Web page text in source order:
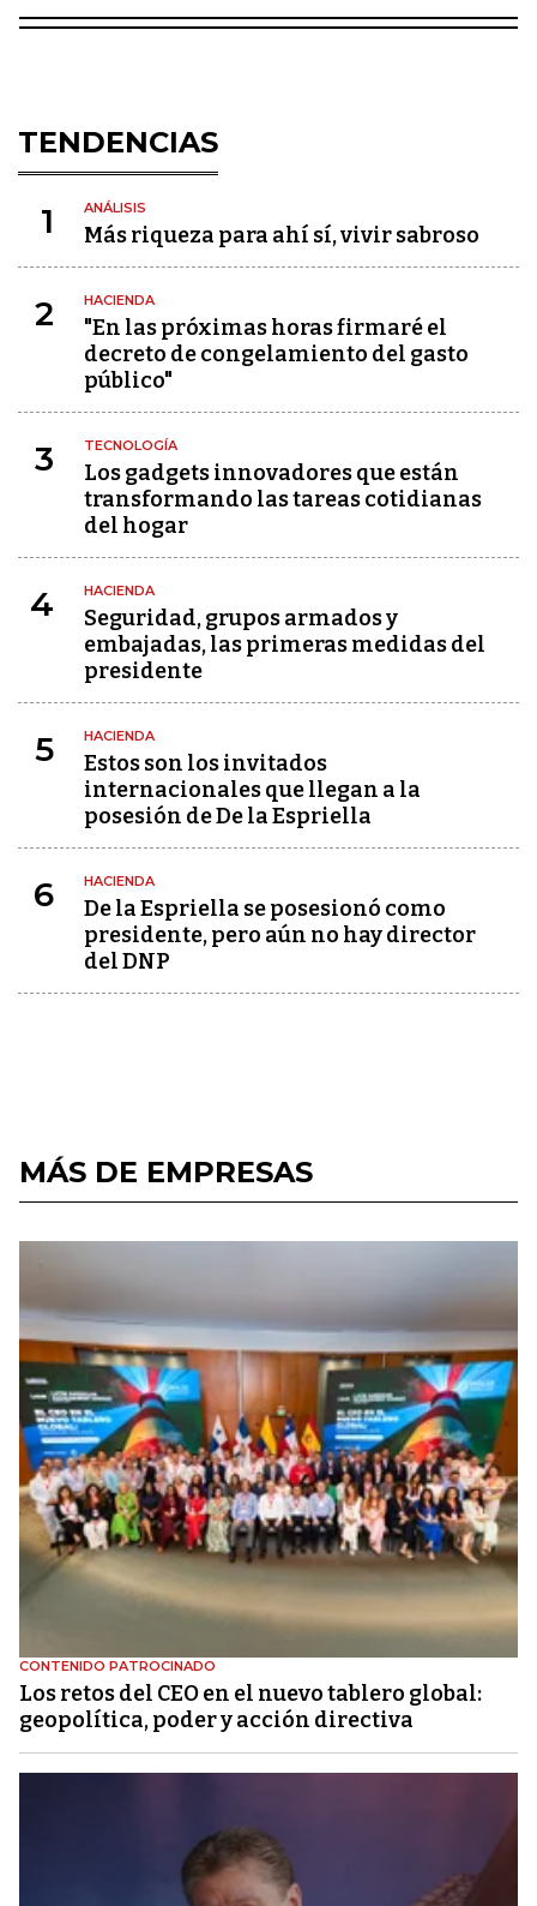
TENDENCIAS
1 ANÁLISIS
Más riqueza para ahí sí, vivir sabroso
2 HACIENDA
"En las próximas horas firmaré el
decreto de congelamiento del gasto
público"
3 TECNOLOGÍA
Los gadgets innovadores que están
transformando las tareas cotidianas
del hogar
4 HACIENDA
Seguridad, grupos armados y
embajadas, las primeras medidas del
presidente
5 HACIENDA
Estos son los invitados
internacionales que llegan a la
posesión de De la Espriella
6 HACIENDA
De la Espriella se posesionó como
presidente, pero aún no hay director
del DNP
MÁS DE EMPRESAS
CONTENIDO PATROCINADO
Los retos del CEO en el nuevo tablero global:
geopolítica, poder y acción directiva